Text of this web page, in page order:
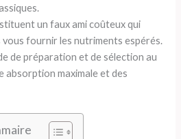
un faux ami coûteux qui
fournir les nutriments espérés.
de préparation et de sélection au
absorption maximale et des